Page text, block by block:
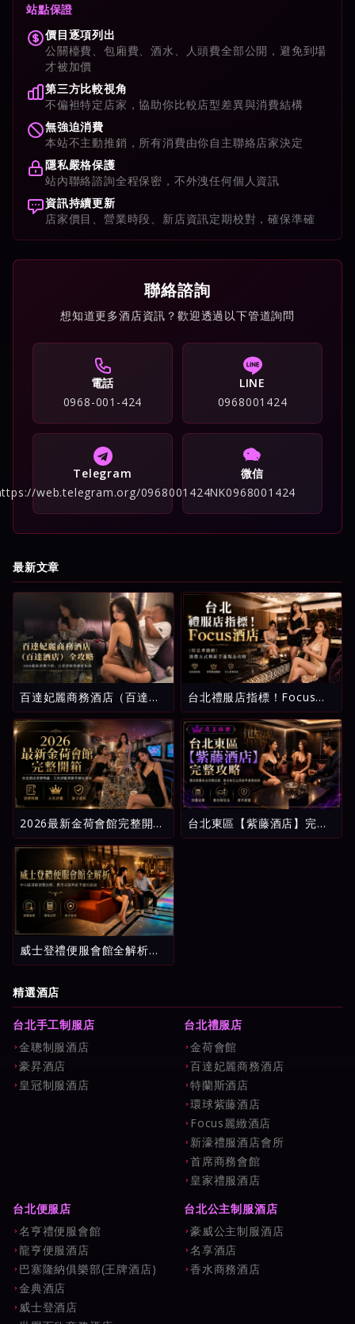
站點保證
價目逐項列出
公關檯費、包廂費、酒水、人頭費全部公開，避免到場
才被加價
第三方比較視角
不偏袒特定店家，協助你比較店型差異與消費結構
無強迫消費
本站不主動推銷，所有消費由你自主聯絡店家決定
隱私嚴格保護
站內聯絡諮詢全程保密，不外洩任何個人資訊
資訊持續更新
店家價目、營業時段、新店資訊定期校對，確保準確
聯絡諮詢
想知道更多酒店資訊？歡迎透過以下管道詢問
電話
0968-001-424
LINE
0968001424
Telegram
web.telegram.org/0968001424
微信
NK0968001424
最新文章
百達妃麗商務酒店（百達酒
店）全攻略：2026最新消費
介紹、五星評級與避坑指南
台北禮服店指標！Focus酒
店（原忠孝麗緻）消費方式
與新手進場全攻略
2026最新金荷會館完整開
箱：台北酒店消費明細、五
星評鑑與新手避坑指南
台北東區【紫藤酒店】完整
攻略：環球紫藤名店消費試
威士登禮便服會館全解析：
中山區頂級消費流程、費用
精選酒店
台北手工制服店
金聰制服酒店
豪昇酒店
皇冠制服酒店
台北禮服店
金荷會館
百達妃麗商務酒店
特蘭斯酒店
環球紫藤酒店
Focus麗緻酒店
新濠禮服酒店會所
首席商務會館
皇家禮服酒店
台北便服店
名亨禮便服會館
龍亨便服酒店
巴塞隆納俱樂部(王牌酒店)
金典酒店
威士登酒店
台北公主制服酒店
豪威公主制服酒店
名享酒店
香水商務酒店